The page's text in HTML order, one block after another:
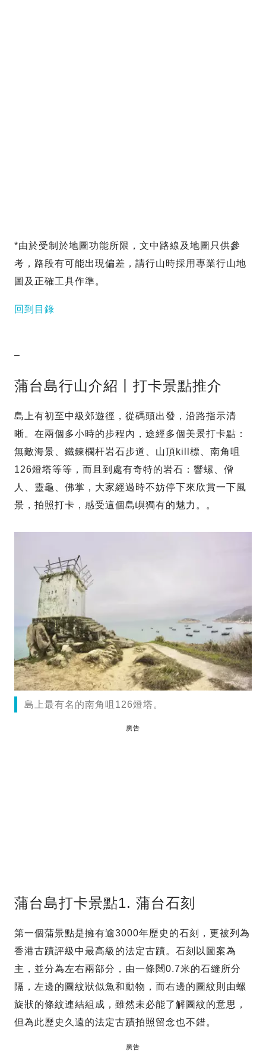
*由於受制於地圖功能所限，文中路線及地圖只供參
考，路段有可能出現偏差，請行山時採用專業行山地
圖及正確工具作準。
回到目錄
–
蒲台島行山介紹丨打卡景點推介
島上有初至中級郊遊徑，從碼頭出發，沿路指示清
晰。在兩個多小時的步程內，途經多個美景打卡點：
無敵海景、鐵鍊欄杆岩石步道、山頂kill標、南角咀
126燈塔等等，而且到處有奇特的岩石：響螺、僧
人、靈龜、佛掌，大家經過時不妨停下來欣賞一下風
景，拍照打卡，感受這個島嶼獨有的魅力。。
島上最有名的南角咀126燈塔。
廣告
蒲台島打卡景點1. 蒲台石刻
第一個蒲景點是擁有逾3000年歷史的石刻，更被列為
香港古蹟評級中最高級的法定古蹟。石刻以圖案為
主，並分為左右兩部分，由一條闊0.7米的石縫所分
隔，左邊的圖紋狀似魚和動物，而右邊的圖紋則由螺
旋狀的條紋連結組成，雖然未必能了解圖紋的意思，
但為此歷史久遠的法定古蹟拍照留念也不錯。
廣告